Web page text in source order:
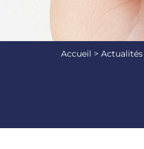
Accueil > Actualités